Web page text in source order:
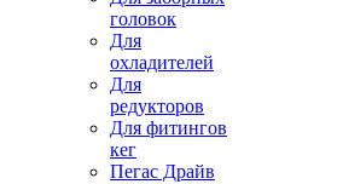
головок
Для
охладителей
Для
редукторов
Для фитингов
кег
Пегас Драйв